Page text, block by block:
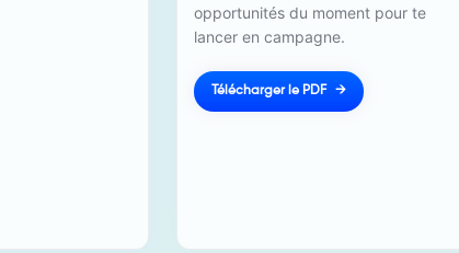
opportunités du moment pour te
lancer en campagne.
Télécharger le PDF